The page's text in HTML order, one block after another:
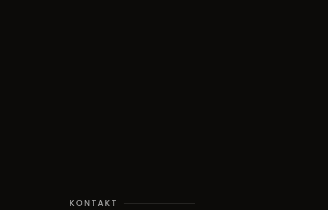
KONTAKT